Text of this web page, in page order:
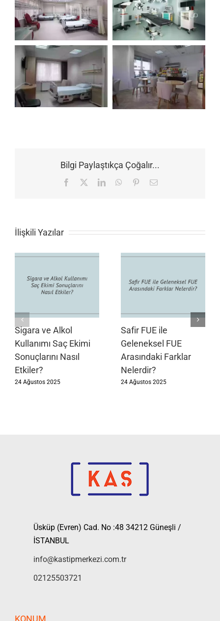
Bilgi Paylaştıkça Çoğalır...
Facebook LinkedInWhatsApp
Pinterest
E-
İlişkili Yazılar
Sigara ve Alkol
Kullanımı Saç Ekimi
Sonuçlarını Nasıl
Etkiler?
24 Ağustos 2025
Safir FUE ile
Geleneksel FUE
Arasındaki Farklar
Nelerdir?
24 Ağustos 2025
Üsküp (Evren) Cad. No :48 34212 Güneşli /
İSTANBUL
info@kastipmerkezi.com.tr
02125503721
KONUM